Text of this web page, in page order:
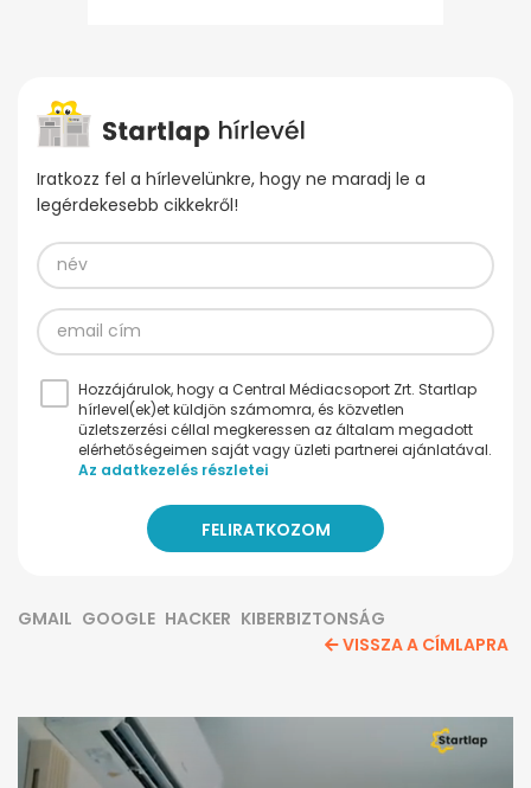
Iratkozz fel a hírlevelünkre, hogy ne maradj le a
legérdekesebb cikkekről!
Hozzájárulok, hogy a Central Médiacsoport Zrt. Startlap
hírlevel(ek)et küldjön számomra, és közvetlen
üzletszerzési céllal megkeressen az általam megadott
elérhetőségeimen saját vagy üzleti partnerei ajánlatával.
Az adatkezelés részletei
GMAIL GOOGLE HACKER KIBERBIZTONSÁG
VISSZA A CÍMLAPRA